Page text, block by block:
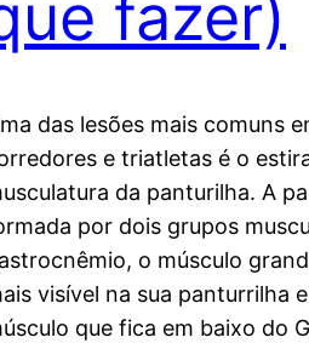
fazer)
das lesões mais comuns
e triatletas é o
da panturilha. A
por dois grupos
o músculo
visível na sua panturrilha
que fica em baixo do